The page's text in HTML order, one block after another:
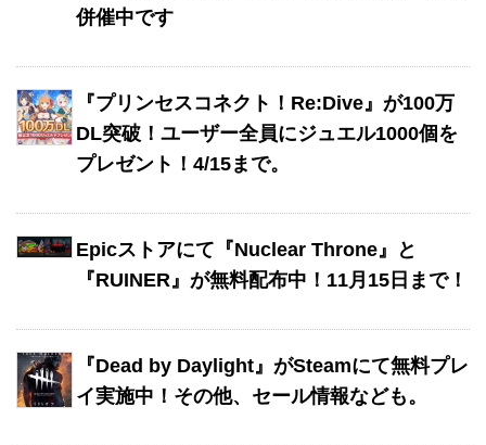
併催中です
『プリンセスコネクト！Re:Dive』が100万
DL突破！ユーザー全員にジュエル1000個を
プレゼント！4/15まで。
Epicストアにて『Nuclear Throne』と
『RUINER』が無料配布中！11月15日まで！
『Dead by Daylight』がSteamにて無料プレ
イ実施中！その他、セール情報なども。